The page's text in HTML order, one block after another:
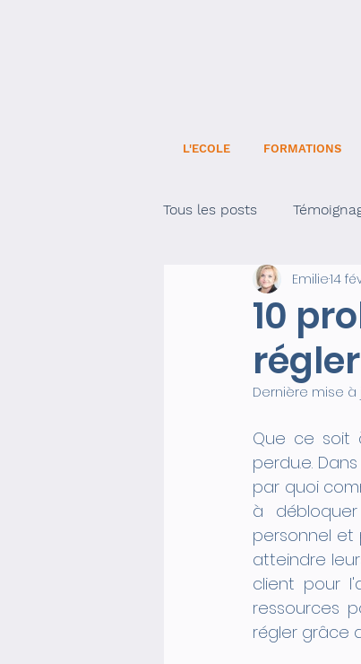
L'ECOLE FORMATIONS
Tous les posts
Développement
10
Emilie14
Dernière mise à
Que ce soit
perdu.e.
par quoi
à
personnel et
atteindre
client pour
ressources
régler grâce